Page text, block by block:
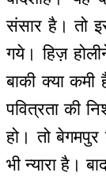
संसार है। तो
गये। हिज़
बाकी क्या कमी
पवित्रता की
हो। तो बेगमपुर
भी न्यारा है।